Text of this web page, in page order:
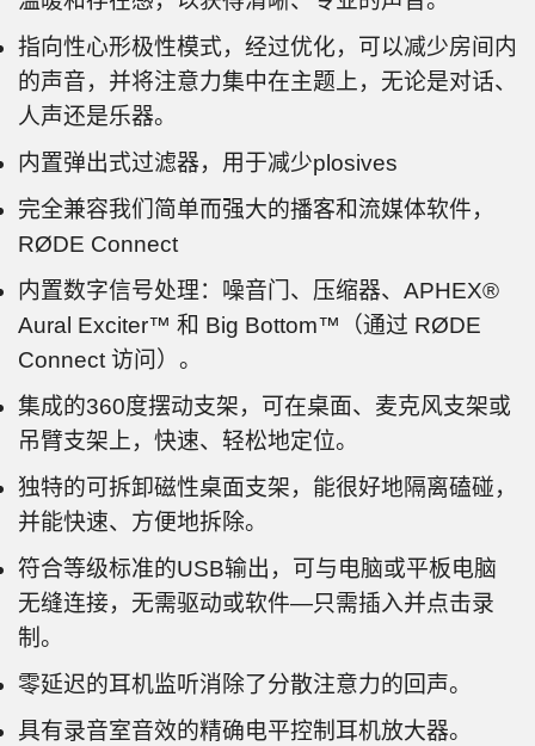
指向性心形极性模式，经过优化，可以减少房间内
的声音，并将注意力集中在主题上，无论是对话、
人声还是乐器。
内置弹出式过滤器，用于减少plosives
完全兼容我们简单而强大的播客和流媒体软件，
RØDE Connect
内置数字信号处理：噪音门、压缩器、APHEX®
Aural Exciter™ 和 Big Bottom™（通过 RØDE
Connect 访问）。
集成的360度摆动支架，可在桌面、麦克风支架或
吊臂支架上，快速、轻松地定位。
独特的可拆卸磁性桌面支架，能很好地隔离磕碰，
并能快速、方便地拆除。
符合等级标准的USB输出，可与电脑或平板电脑
无缝连接，无需驱动或软件—只需插入并点击录
制。
零延迟的耳机监听消除了分散注意力的回声。
具有录音室音效的精确电平控制耳机放大器。